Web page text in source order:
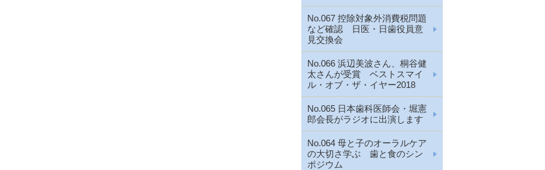
No.067 控除対象外消費税問題
など確認 日医・日歯役員意
見交換会
No.066 浜辺美波さん、桐谷健
太さんが受賞 ベストスマイ
ル・オブ・ザ・イヤー2018
No.065 日本歯科医師会・堀憲
郎会長がラジオに出演します
No.064 母と子のオーラルケア
の大切さ学ぶ 歯と食のシン
ポジウム